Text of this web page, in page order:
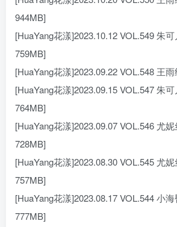
944MB]
[HuaYang花漾]2023.10.12 VOL.549 朱
759MB]
[HuaYang花漾]2023.09.22 VOL.548 王
[HuaYang花漾]2023.09.15 VOL.547 朱
764MB]
[HuaYang花漾]2023.09.07 VOL.546 尤
728MB]
[HuaYang花漾]2023.08.30 VOL.545 尤
757MB]
[HuaYang花漾]2023.08.17 VOL.544 小
777MB]